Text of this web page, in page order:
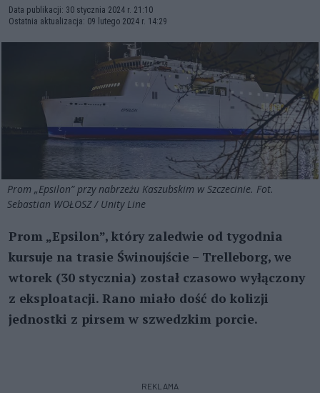
Data publikacji: 30 stycznia 2024 r. 21:10
Ostatnia aktualizacja: 09 lutego 2024 r. 14:29
Prom „Epsilon” przy nabrzeżu Kaszubskim w Szczecinie. Fot.
Sebastian WOŁOSZ / Unity Line
Prom „Epsilon”, który zaledwie od tygodnia
kursuje na trasie Świnoujście – Trelleborg, we
wtorek (30 stycznia) został czasowo wyłączony
z eksploatacji. Rano miało dość do kolizji
jednostki z pirsem w szwedzkim porcie.
REKLAMA